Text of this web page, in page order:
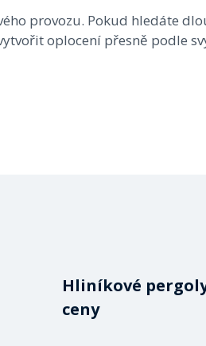
provozu. Pokud hledáte
oplocení přesně podle
Hliníkové
ceny